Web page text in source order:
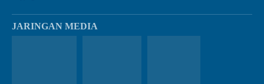
JARINGAN MEDIA